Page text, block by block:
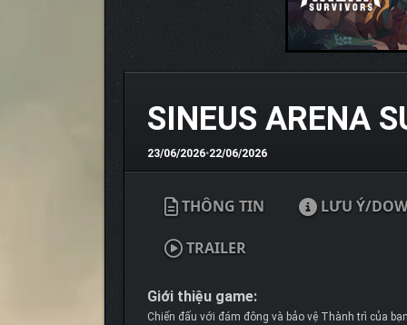
SINEUS ARENA
23/06/2026•22/06/2026
THÔNG TIN LƯU Ý/
TRAILER
Giới thiệu game:
Chiến đấu với đám đông và bảo vệ Thành trì của